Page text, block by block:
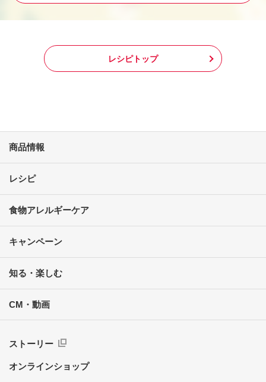
レシピトップ
商品情報
レシピ
食物アレルギーケア
キャンペーン
知る・楽しむ
CM・動画
ストーリー
オンラインショップ